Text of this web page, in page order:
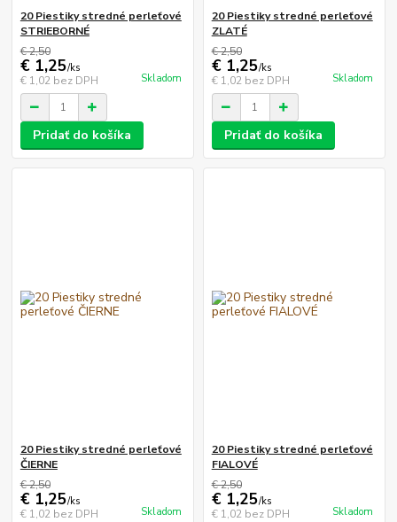
20 Piestiky stredné perleťové
STRIEBORNÉ
€ 2,50
€ 1,25/ks
€ 1,02 bez DPH Skladom
Pridať do košíka
20 Piestiky stredné perleťové
ZLATÉ
€ 2,50
€ 1,25/ks
€ 1,02 bez DPH Skladom
Pridať do košíka
20 Piestiky stredné perleťové
ČIERNE
€ 2,50
€ 1,25/ks
€ 1,02 bez DPH Skladom
20 Piestiky stredné perleťové
FIALOVÉ
€ 2,50
€ 1,25/ks
€ 1,02 bez DPH Skladom